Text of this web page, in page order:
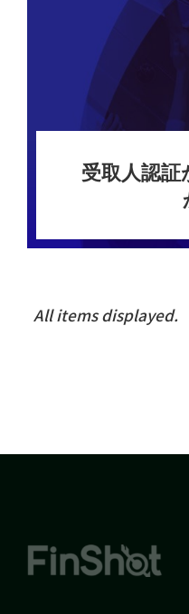
受取人認
All items displayed.